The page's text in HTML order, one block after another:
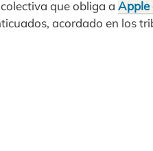
que obliga a Apple
acordado en los